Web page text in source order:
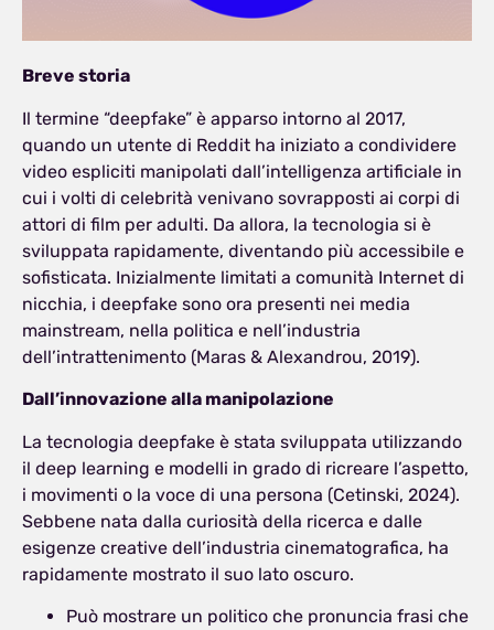
Breve storia
Il termine “deepfake” è apparso intorno al 2017,
quando un utente di Reddit ha iniziato a condividere
video espliciti manipolati dall’intelligenza artificiale in
cui i volti di celebrità venivano sovrapposti ai corpi di
attori di film per adulti. Da allora, la tecnologia si è
sviluppata rapidamente, diventando più accessibile e
sofisticata. Inizialmente limitati a comunità Internet di
nicchia, i deepfake sono ora presenti nei media
mainstream, nella politica e nell’industria
dell’intrattenimento (Maras & Alexandrou, 2019).
Dall’innovazione alla manipolazione
La tecnologia deepfake è stata sviluppata utilizzando
il deep learning e modelli in grado di ricreare l’aspetto,
i movimenti o la voce di una persona (Cetinski, 2024).
Sebbene nata dalla curiosità della ricerca e dalle
esigenze creative dell’industria cinematografica, ha
rapidamente mostrato il suo lato oscuro.
Può mostrare un politico che pronuncia frasi che